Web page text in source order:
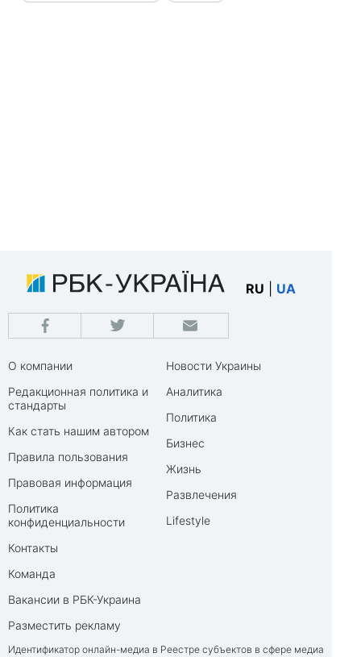
RU UA
О компании
Редакционная политика и
стандарты
Как стать нашим автором
Правила пользования
Правовая информация
Политика
конфиденциальности
Контакты
Команда
Вакансии в РБК-Украина
Разместить рекламу
Новости Украины
Аналитика
Политика
Бизнес
Жизнь
Развлечения
Lifestyle
Идентификатор онлайн-медиа в Реестре субъектов в сфере медиа